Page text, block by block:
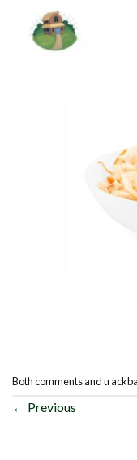
Both comments and
← Previous